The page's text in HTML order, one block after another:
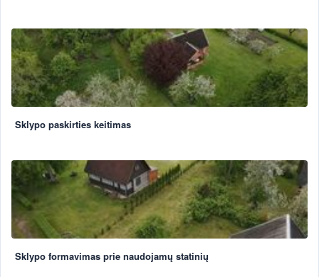
Sklypo paskirties keitimas
Sklypo formavimas prie naudojamų statinių